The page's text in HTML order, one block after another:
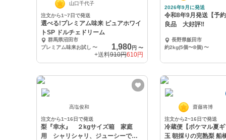
山口千代子
注文から1~7日で発送
選べる!プレミアム味来 ピュアホワイ
トSP ドルチェドリーム
群馬県沼田市
プレミアム味来お試し 〜 1,980円 〜
+送料910円610円
2026年9月に発送
令和8年9月発送【予
良品 大好評‼️
長野県飯田市
約2kg(5個〜8個) 〜
高塩俊和
注文から1~16日で発送
梨『幸水』 ２kgサイズ箱 家庭
用 シャリシャリ、ジューシーで大
齋藤将博
注文から2~16日で発送
冷蔵便【ポケマル夏
玉 朝採りの完熟梨 船